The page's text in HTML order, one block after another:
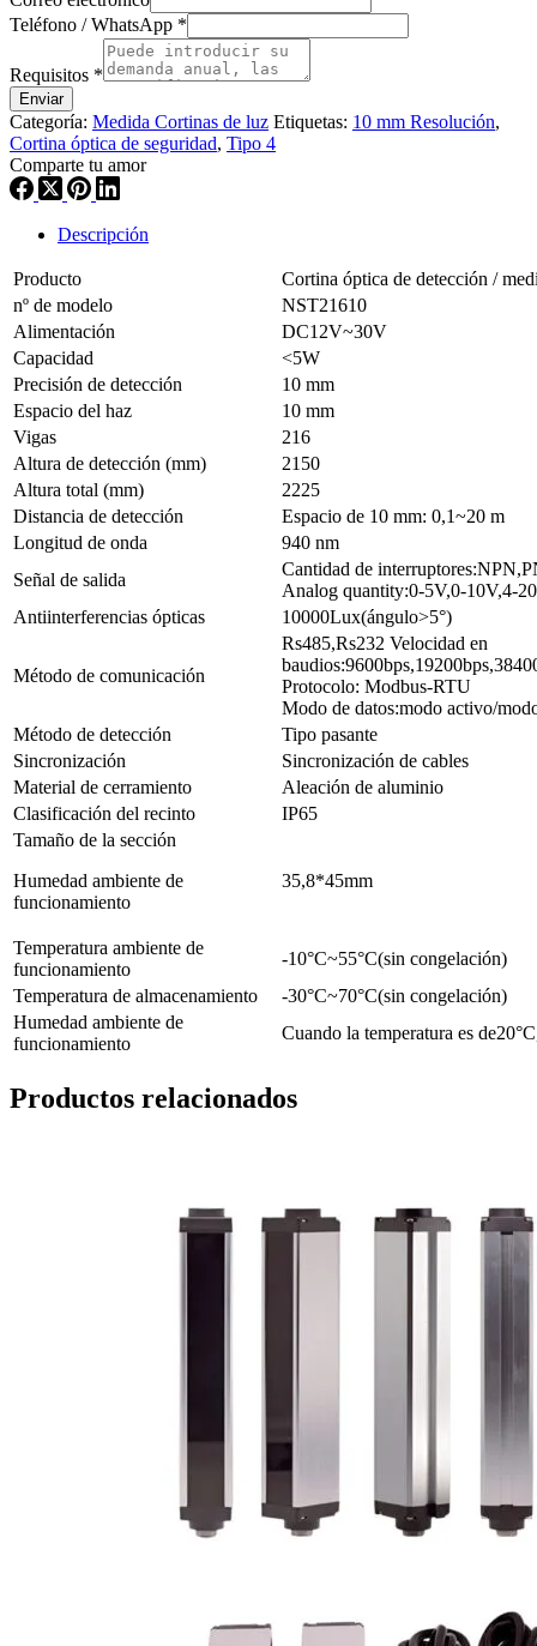
Teléfono / WhatsApp *
Requisitos *
Enviar
Categoría: Medida Cortinas de luz Etiquetas: 10 mm Resolución,
Cortina óptica de seguridad, Tipo 4
Comparte tu amor
Descripción
Producto
Cortina óptica de detección /
nº de modelo
NST21610
Alimentación
DC12V~30V
Capacidad
<5W
Precisión de detección
10 mm
Espacio del haz
10 mm
Vigas
216
Altura de detección (mm)
2150
Altura total (mm)
2225
Distancia de detección
Espacio de 10 mm: 0,1~20 m
Longitud de onda
940 nm
Señal de salida
Cantidad de
Analog quantity:0-5V,0-10V,4-
Antiinterferencias ópticas
10000Lux(ángulo>5°)
Método de comunicación
Rs485,Rs232 Velocidad en
Protocolo: Modbus-RTU
Modo de datos:modo activo/
Método de detección
Tipo pasante
Sincronización
Sincronización de cables
Material de cerramiento
Aleación de aluminio
Clasificación del recinto
IP65
Tamaño de la sección
Humedad ambiente de
funcionamiento
35,8*45mm
Temperatura ambiente de
funcionamiento
-10°C~55°C(sin congelación)
Temperatura de almacenamiento
-30°C~70°C(sin congelación)
Humedad ambiente de
funcionamiento
Cuando la temperatura es
Productos relacionados